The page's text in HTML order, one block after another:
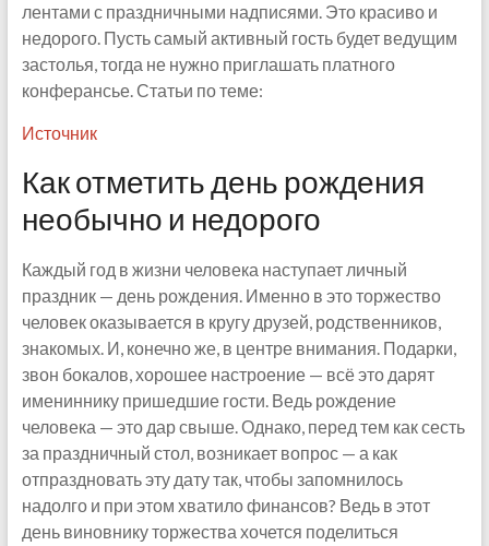
лентами с праздничными надписями. Это красиво и
недорого. Пусть самый активный гость будет ведущим
застолья, тогда не нужно приглашать платного
конферансье. Статьи по теме:
Источник
Как отметить день рождения
необычно и недорого
Каждый год в жизни человека наступает личный
праздник — день рождения. Именно в это торжество
человек оказывается в кругу друзей, родственников,
знакомых. И, конечно же, в центре внимания. Подарки,
звон бокалов, хорошее настроение — всё это дарят
имениннику пришедшие гости. Ведь рождение
человека — это дар свыше. Однако, перед тем как сесть
за праздничный стол, возникает вопрос — а как
отпраздновать эту дату так, чтобы запомнилось
надолго и при этом хватило финансов? Ведь в этот
день виновнику торжества хочется поделиться